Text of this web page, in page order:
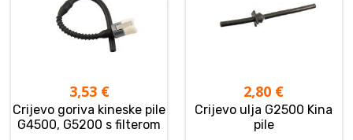
3,53 €
Crijevo goriva kineske pile
G4500, G5200 s filterom
2,80 €
Crijevo ulja G2500 Kina
pile